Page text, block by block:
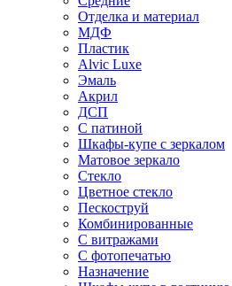
Отделка и материал
МДФ
Пластик
Alvic Luxe
Эмаль
Акрил
ДСП
С патиной
Шкафы-купе с зеркалом
Матовое зеркало
Стекло
Цветное стекло
Пескоструй
Комбинированные
С витражами
С фотопечатью
Назначение